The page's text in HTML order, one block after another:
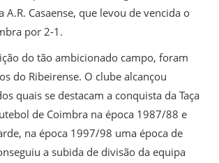
A.R. Casaense, que levou de vencida o
por 2-1.
do tão ambicionado campo, foram
do Ribeirense. O clube alcançou
quais se destacam a conquista da Taça
de Coimbra na época 1987/88 e
na época 1997/98 uma época de
a subida de divisão da equipa